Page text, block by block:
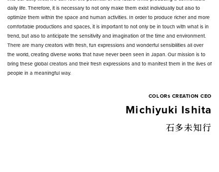
daily life. Therefore, it is necessary to not only make them exist individually but also to
optimize them within the space and human activities. In order to produce richer and more
comfortable productions and spaces, it is important to not only be in touch with what is in
trend, but also to anticipate the sensitivity and imagination of the time and environment.
There are many creators with fresh, fun expressions and wonderful sensibilities all over
the world, creating diverse works that have never been seen in Japan. Our mission is to
bring these global creators and their fresh expressions and to manifest them in the lives of
people in a meaningful way.
COLORs CREATION CEO
Michiyuki Ishita
石多未知行